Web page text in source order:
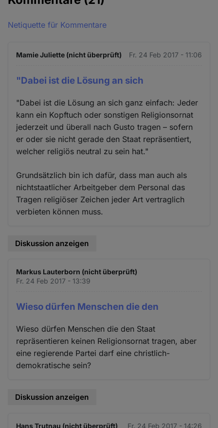
Netiquette für Kommentare
Mamie Juliette (nicht überprüft) Fr. 24 Feb 2017 - 11:06
"Dabei ist die Lösung an sich
"Dabei ist die Lösung an sich ganz einfach: Jeder
kann ein Kopftuch oder sonstigen Religionsornat
jederzeit und überall nach Gusto tragen – sofern
er oder sie nicht gerade den Staat repräsentiert,
welcher religiös neutral zu sein hat."
Grundsätzlich bin ich dafür, dass man auch als
nichtstaatlicher Arbeitgeber dem Personal das
Tragen religiöser Zeichen jeder Art vertraglich
verbieten können muss.
Diskussion anzeigen
Markus Lauterborn (nicht überprüft)
Fr. 24 Feb 2017 - 13:39
Wieso dürfen Menschen die den
Wieso dürfen Menschen die den Staat
repräsentieren keinen Religionsornat tragen, aber
eine regierende Partei darf eine christlich-
demokratische sein?
Diskussion anzeigen
Hans Trutnau (nicht überprüft) Fr. 24 Feb 2017 - 14:26